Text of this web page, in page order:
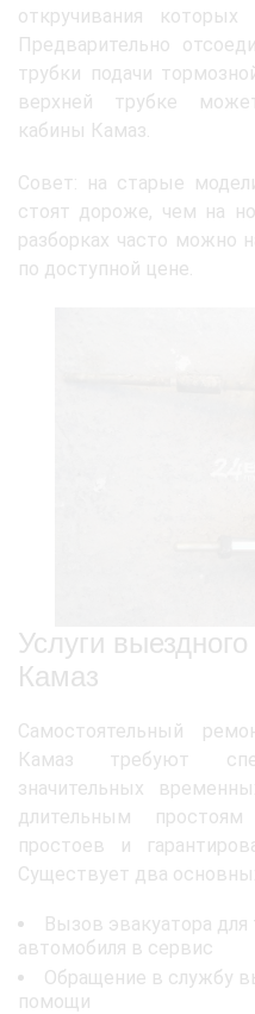
откручивания
Предварительно
трубки подачи
верхней трубке
кабины Камаз.
Совет: на старые
стоят дороже, чем на
разборках часто можно
по доступной цене.
Услуги
Камаз
Самостоятельный
Камаз требуют
значительных
длительным
простоев и
Существует два
Вызов эвакуатора для
автомобиля в сервис
Обращение в службу
помощи